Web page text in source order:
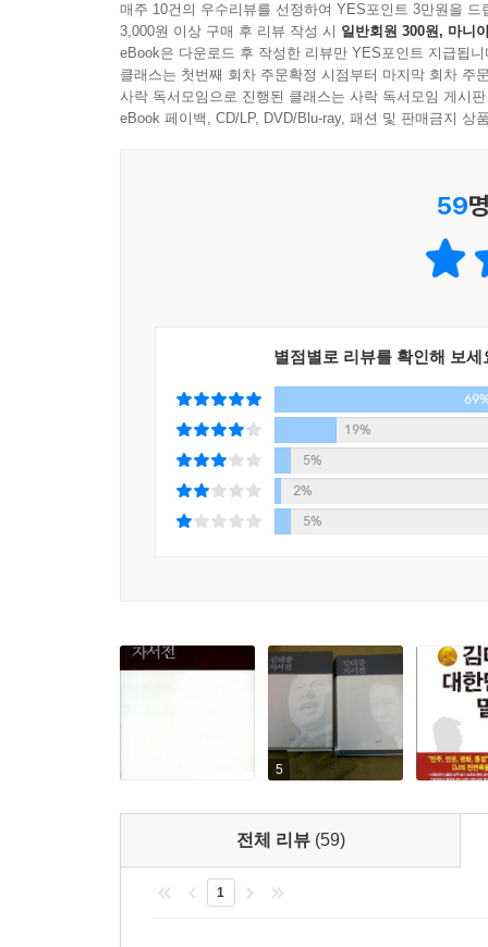
2009년 새해가 밝았다. 아내와의 사이는 우리 결
세월을 이겨 내지 못했을 것이다. 아내 없이는 지
찍하다. 아내가 나보다 먼저 세상을 뜨지 않았으
581 2권 6부 「그래도 영원한 것은 있다」
외교 사상 가장 최악의 실패작을 다시 되풀이할
을 수행했다. 그러나 진정 내가 원하는 것은 정?
것이다. …… 지금도 정?부통령제를 마음에 두고
만, 박정희, 전두환 같은 독재자들이 비극적 종말
를 바꾸는 것도 고려해 봄직하다. 5년 단임제는
이원 집정부제나 내각 책임제를 도입하는 것도 나
는 결국 읽지 못했다. 이제 비로소 그의 영전에 조
---p.591 2권 6부 「그래도 영원한 것은 있다」
취직하여 사업가로서 활동을 하다 한국전쟁을
민주주의와 통일을 위해 정계에 뛰어들었다.
○ 정치입문과 역경 : 1954년 처음 민의원에 출마
정권에 의해 일본에서 납치되었으나 살해의 위
구속되어 2년 9개월 수감생활을 하였다. 석방
감형되었고 2년 7개월의 옥고를 치른 후 미국으
도전 끝에 대한민국 15대 대통령으로 당선되었다.
맞아 금융·기업·공공·노사 등 4대 개혁을 단
정보화를 추진하여 한국을 세계 선두의 IT 강국
분단 55년만에 최초로 남북정상회담을 개최하
‘노벨평화상’을 수상하였다. 2003년 대통령에
세계 여러 나라에서 이뤄진 강연, 연설, 인터뷰
것을 호소했다. 또 미얀마 등의 민주회복을 위해서
매주 10건의 우수리뷰를 선정하여 YES포인트 3만원을 드
3,000원 이상 구매 후 리뷰 작성 시 일반회원 300원, 마니
eBook은 다운로드 후 작성한 리뷰만 YES포인트 지급됩니
클래스는 첫번째 회차 주문확정 시점부터 마지막 회차 주
사락 독서모임으로 진행된 클래스는 사락 독서모임 게시
eBook 페이백, CD/LP, DVD/Blu-ray, 패션 및 판매금지 상
59
별점별로 리뷰를 확인해 보세
19%
5%
2%
5%
5
전체 리뷰 (59)
1